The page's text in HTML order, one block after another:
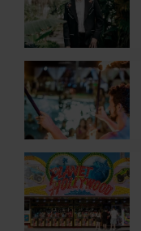
Loco
Club,
la
sala
más
ecléctica
de
València
«Noches
temáticas
2026»
en
València
Feria
de
Atracciones
de